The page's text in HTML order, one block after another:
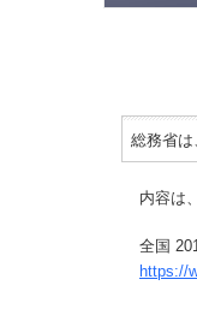
総務省は
内容は
全国
https://